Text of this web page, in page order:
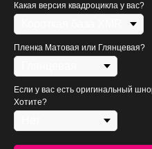
Какая версия квадроцикла у вас?
Пленка Матовая или Глянцевая?
Если у вас есть оригинальный
Хотите?